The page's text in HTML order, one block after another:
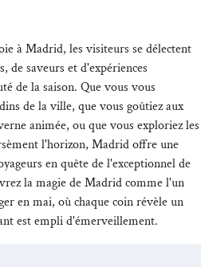
à Madrid, les visiteurs se délectent
de saveurs et d'expériences
de la saison. Que vous vous
de la ville, que vous goûtiez aux
animée, ou que vous exploriez les
l'horizon, Madrid offre une
en quête de l'exceptionnel de
la magie de Madrid comme l'un
en mai, où chaque coin révèle un
est empli d'émerveillement.